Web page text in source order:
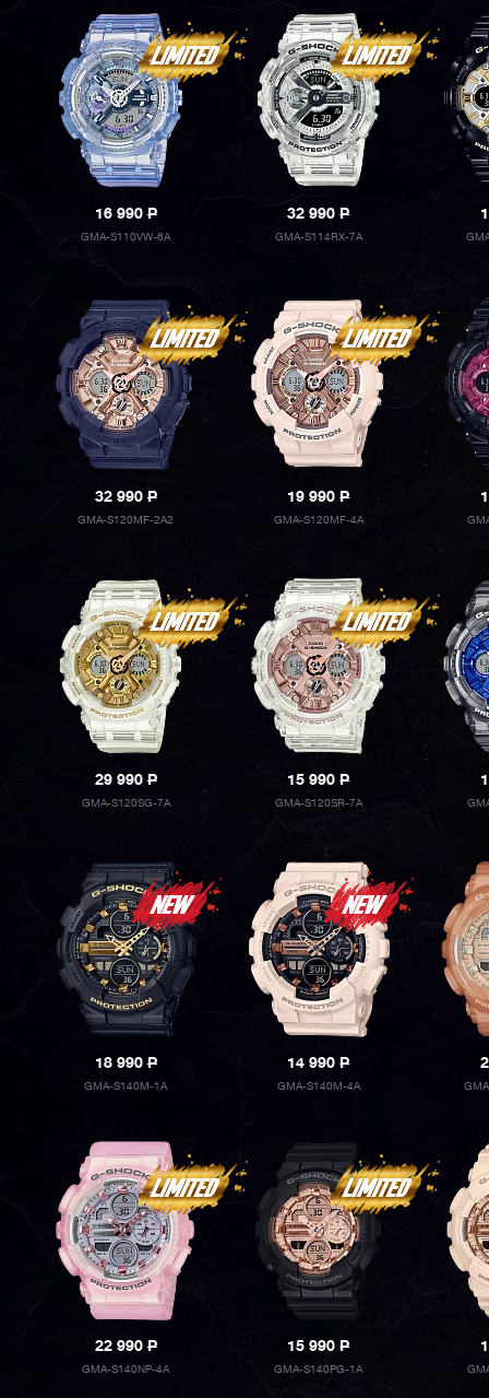
16 990P
GMA-S110VW-6A
32 990P
GMA-S114RX-7A
32 990P
GMA-S120MF-2A2
19 990P
GMA-S120MF-4A
29 990P
GMA-S120SG-7A
15 990P
GMA-S120SR-7A
18 990P
GMA-S140M-1A
14 990P
GMA-S140M-4A
22 990P
GMA-S140NP-4A
15 990P
GMA-S140PG-1A